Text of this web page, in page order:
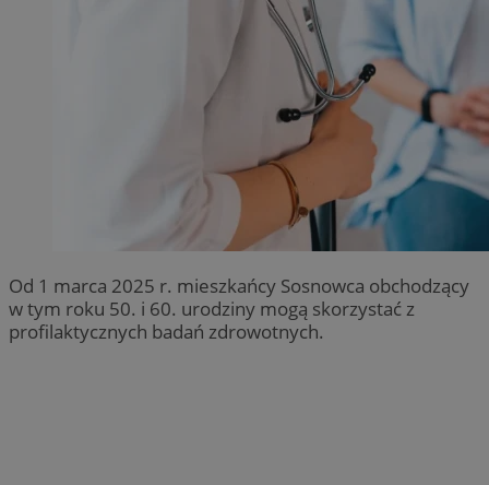
Od 1 marca 2025 r. mieszkańcy Sosnowca obchodzący
w tym roku 50. i 60. urodziny mogą skorzystać z
profilaktycznych badań zdrowotnych.